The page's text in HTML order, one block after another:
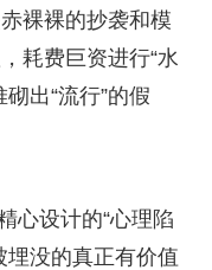
裸裸的抄袭和模
耗费巨资进行“水
出“流行”的假
心设计的“心理陷
埋没的真正有价值